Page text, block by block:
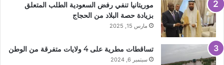
موريتانيا تنفي رفض السعودية الطلب المتعلق
بزيادة حصة البلاد من الحجاج
مارس 15, 2025
تساقطات مطرية على 4 ولايات متفرقة من الوطن
سبتمبر 6, 2024